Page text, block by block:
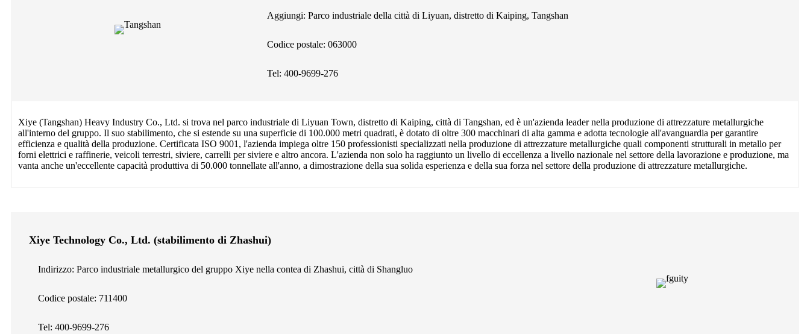
Aggiungi: Parco industriale della città di Liyuan, distretto di Kaiping, Tangshan
Codice postale: 063000
Tel: 400-9699-276
Xiye (Tangshan) Heavy Industry Co., Ltd. si trova nel parco industriale di Liyuan Town, distretto di Kaiping, città di Tangshan, ed è un'azienda leader nella produzione di attrezzature metallurgiche
all'interno del gruppo. Il suo stabilimento, che si estende su una superficie di 100.000 metri quadrati, è dotato di oltre 300 macchinari di alta gamma e adotta tecnologie all'avanguardia per garantire
efficienza e qualità della produzione. Certificata ISO 9001, l'azienda impiega oltre 150 professionisti specializzati nella produzione di attrezzature metallurgiche quali componenti strutturali in metallo per
forni elettrici e raffinerie, veicoli terrestri, siviere, carrelli per siviere e altro ancora. L'azienda non solo ha raggiunto un livello di eccellenza a livello nazionale nel settore della lavorazione e produzione, ma
vanta anche un'eccellente capacità produttiva di 50.000 tonnellate all'anno, a dimostrazione della sua solida esperienza e della sua forza nel settore della produzione di attrezzature metallurgiche.
Xiye Technology Co., Ltd. (stabilimento di Zhashui)
Indirizzo: Parco industriale metallurgico del gruppo Xiye nella contea di Zhashui, città di Shangluo
Codice postale: 711400
Tel: 400-9699-276